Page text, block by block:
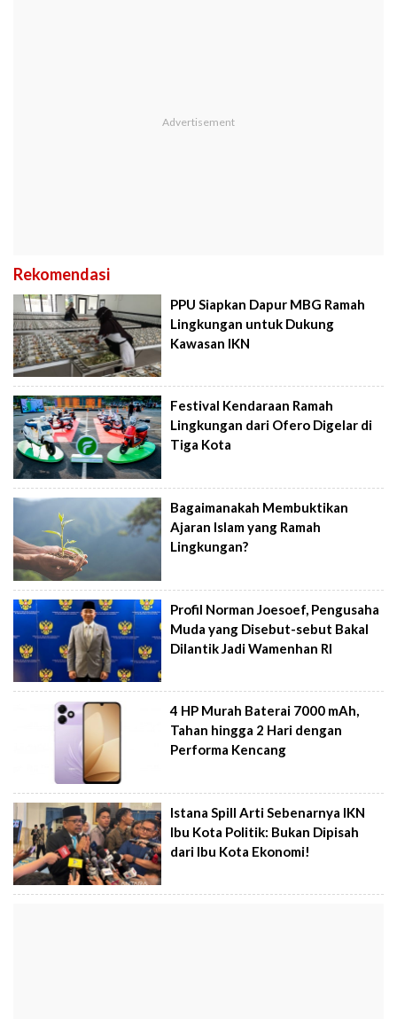
Rekomendasi
PPU Siapkan Dapur MBG Ramah
Lingkungan untuk Dukung
Kawasan IKN
Festival Kendaraan Ramah
Lingkungan dari Ofero Digelar di
Tiga Kota
Bagaimanakah Membuktikan
Ajaran Islam yang Ramah
Lingkungan?
Profil Norman Joesoef, Pengusaha
Muda yang Disebut-sebut Bakal
Dilantik Jadi Wamenhan RI
4 HP Murah Baterai 7000 mAh,
Tahan hingga 2 Hari dengan
Performa Kencang
Istana Spill Arti Sebenarnya IKN
Ibu Kota Politik: Bukan Dipisah
dari Ibu Kota Ekonomi!